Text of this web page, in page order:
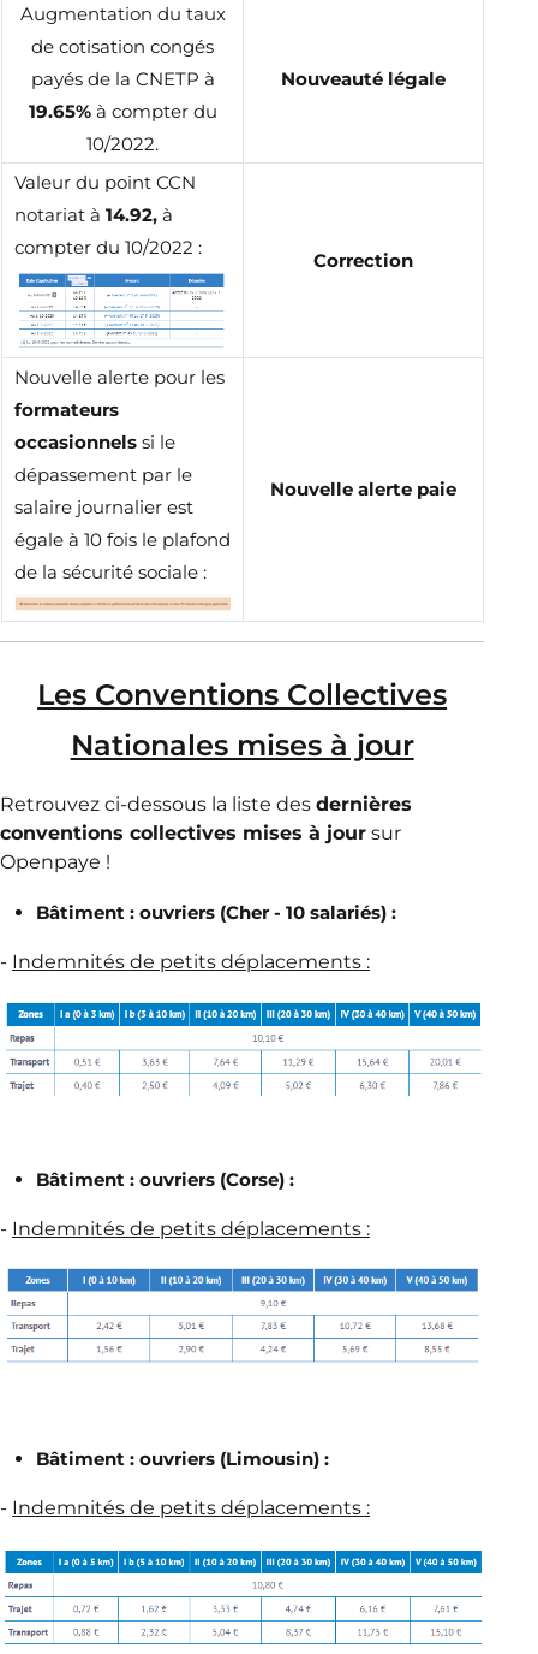
Augmentation du taux
de cotisation congés
payés de la CNETP à
19.65%à compter du
10/2022.
Nouveauté légale
Valeur du point CCN
notariat à 14.92, à
compter du 10/2022 :
Correction
Nouvelle alerte pour les
formateurs
occasionnels si le
dépassement par le
salaire journalier est
égale à 10 fois le plafond
de la sécurité sociale :
Nouvelle alerte paie
Les Conventions Collectives
Nationales mises à jour
Retrouvez ci-dessous la liste des dernières
conventions collectives mises à jour sur
Openpaye !
Bâtiment : ouvriers (Cher - 10 salariés) :
- Indemnités de petits déplacements :
Bâtiment : ouvriers (Corse) :
- Indemnités de petits déplacements :
Bâtiment : ouvriers (Limousin) :
- Indemnités de petits déplacements :